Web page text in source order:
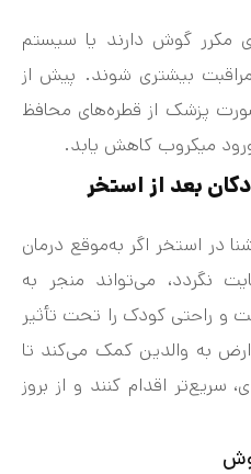
مکرر گوش دارند یا سیستم
بیشتری شوند. پیش از
پزشک از قطره‌های محافظ
میکروب کاهش یابد.
بعد از استخر
در استخر اگر به‌موقع درمان
نگردد، می‌تواند منجر به
راحتی کودک را تحت تأثیر
به والدین کمک می‌کند تا
اقدام کنند و از بروز